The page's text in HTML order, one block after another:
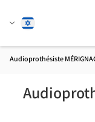
שנהעברית
Audioprothésiste